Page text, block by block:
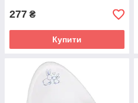
277 ₴
Купити